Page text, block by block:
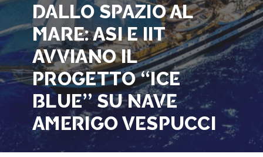
DALLO SPAZIO AL
MARE: ASI E IIT
AVVIANO IL
PROGETTO “ICE
BLUE” SU NAVE
AMERIGO VESPUCCI